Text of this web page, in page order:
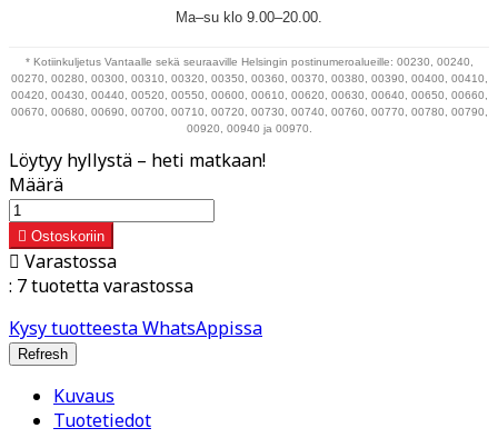
Ma–su klo 9.00–20.00.
* Kotiinkuljetus Vantaalle sekä seuraaville Helsingin postinumeroalueille: 00230, 00240,
00270, 00280, 00300, 00310, 00320, 00350, 00360, 00370, 00380, 00390, 00400, 00410,
00420, 00430, 00440, 00520, 00550, 00600, 00610, 00620, 00630, 00640, 00650, 00660,
00670, 00680, 00690, 00700, 00710, 00720, 00730, 00740, 00760, 00770, 00780, 00790,
00920, 00940 ja 00970.
Löytyy hyllystä – heti matkaan!
Määrä
 Ostoskoriin
 Varastossa
: 7 tuotetta varastossa
Kysy tuotteesta WhatsAppissa
Kuvaus
Tuotetiedot